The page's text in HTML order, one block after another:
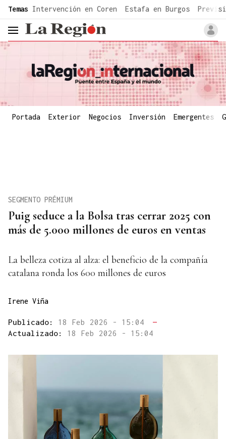
common.go-to-content
Temas Intervención en Coren Estafa en Burgos
header.menu.open
Portada Exterior Negocios Inversión Emergentes
Puig seduce a la Bolsa tras cerrar 2025 con
más de 5.000 millones de euros en ventas
SEGMENTO PRÉMIUM
La belleza cotiza al alza: el beneficio de la compañía
catalana ronda los 600 millones de euros
Irene Viña
Publicado: 18 Feb 2026 - 15:04
—
Actualizado: 18 Feb 2026 - 15:04